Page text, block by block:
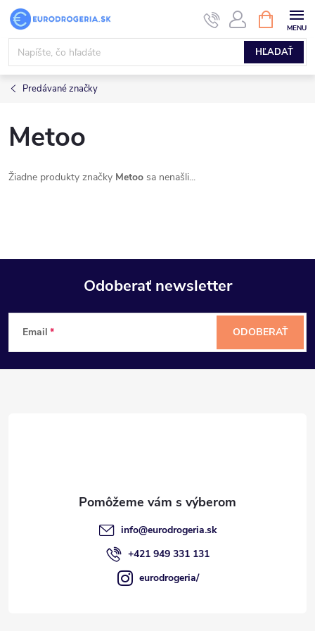
Prejsť
obsah
HĽADAŤ
KOŠÍK
Predávané značky
Metoo
Žiadne produkty značky Metoo sa nenašli...
Z
á
Odoberať newsletter
Email ODOBERAŤ
info@eurodrogeria.sk
+421 949 331 131
eurodrogeria/